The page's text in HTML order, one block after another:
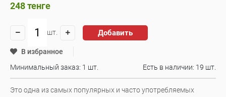
248тенге
шт. Добавить
В избранное
Минимальный заказ: 1 шт.
Есть в наличии: 19 шт.
Это одна из самых популярных и часто употребляемых